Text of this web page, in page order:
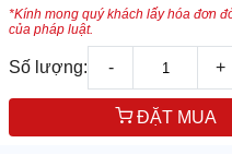
*Kính mong quý khách lấy hóa đơn
của pháp luật.
Số lượng: - +
ĐẶT MUA